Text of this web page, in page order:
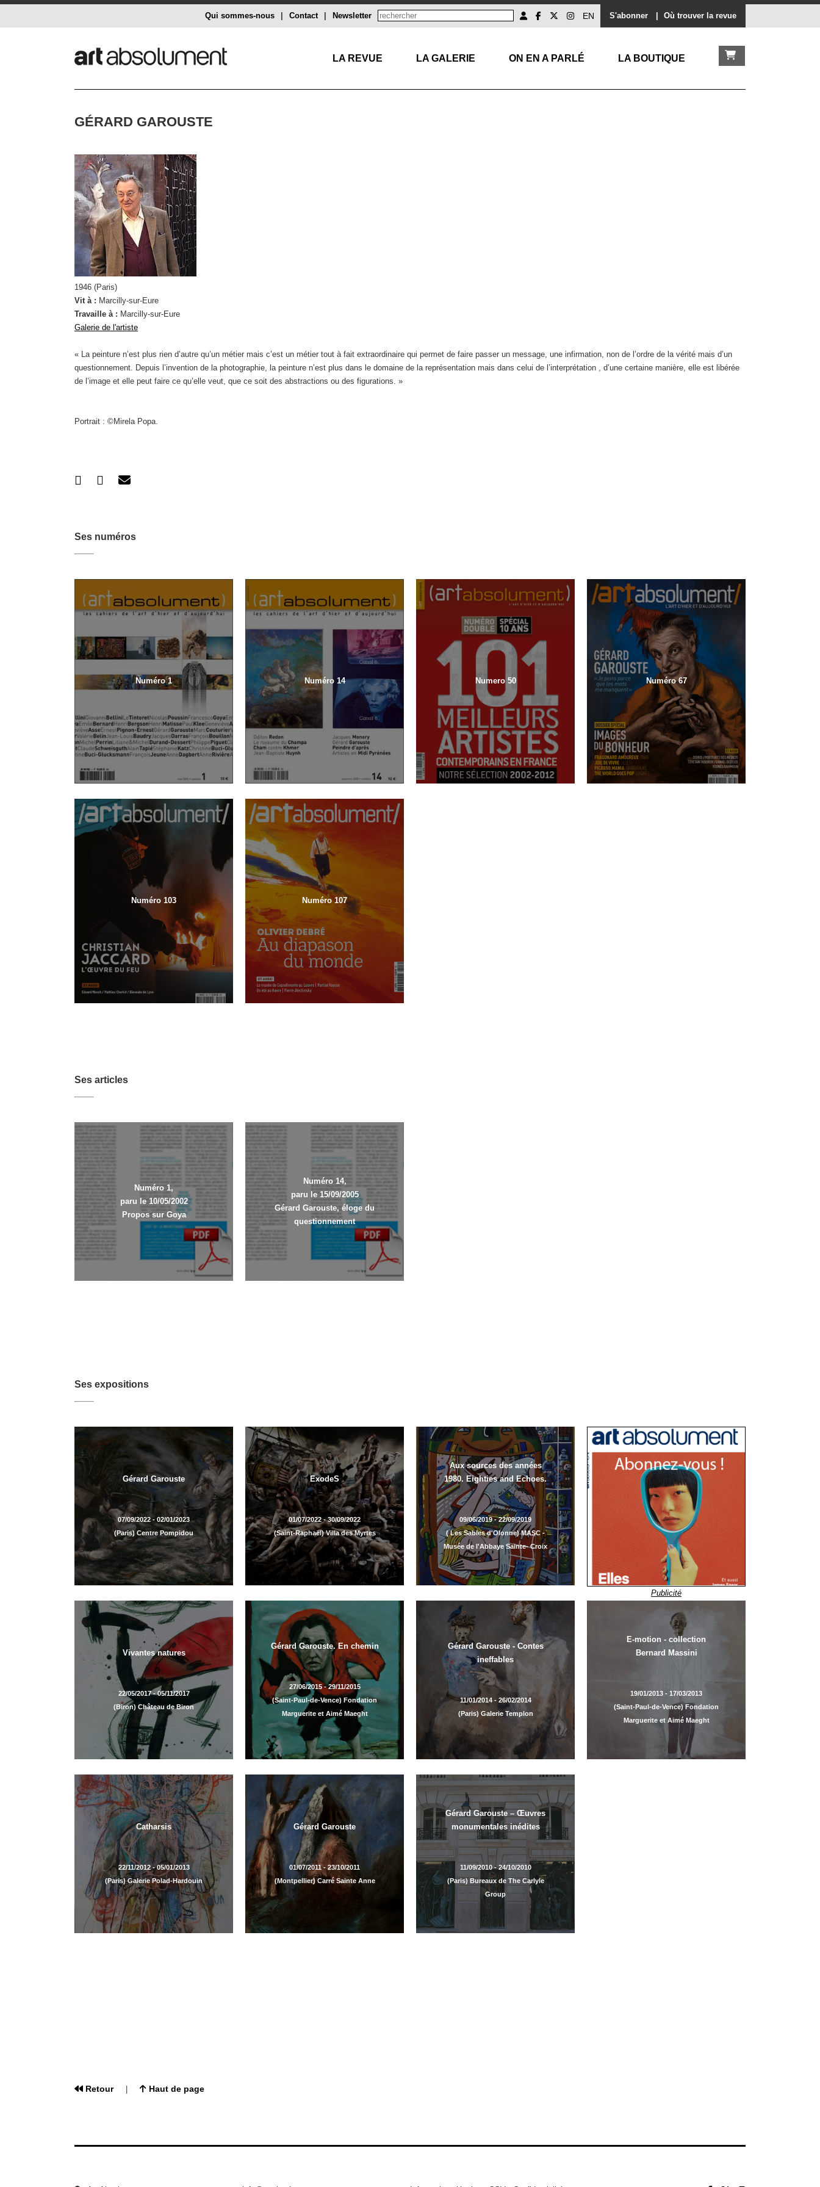
S'abonner Où trouver la revue
EN
Newsletter
Contact
Qui sommes-nous
LA REVUE LA GALERIE ON EN A PARLÉ LA BOUTIQUE
GÉRARD GAROUSTE
1946 (Paris)
Vit à : Marcilly-sur-Eure
Travaille à : Marcilly-sur-Eure
Galerie de l'artiste
« La peinture n’est plus rien d’autre qu’un métier mais c’est un métier tout à fait extraordinaire qui permet de faire passer un message, une infirmation, non de l’ordre de la vérité mais d’un
questionnement. Depuis l’invention de la photographie, la peinture n’est plus dans le domaine de la représentation mais dans celui de l’interprétation , d’une certaine manière, elle est libérée
de l’image et elle peut faire ce qu’elle veut, que ce soit des abstractions ou des figurations. »
Portrait : ©Mirela Popa.
Ses numéros
Numéro 1 Numéro 14 Numero 50 Numéro 67
Numéro 103 Numéro 107
Ses articles
Numéro 1,
paru le 10/05/2002
Propos sur Goya
Numéro 14,
paru le 15/09/2005
Gérard Garouste, éloge du
questionnement
Ses expositions
Gérard Garouste
07/09/2022 - 02/01/2023
(Paris) Centre Pompidou
ExodeS
01/07/2022 - 30/09/2022
(Saint-Raphaël) Villa des Myrtes
Aux sources des années
1980. Eighties and Echoes.
09/06/2019 - 22/09/2019
( Les Sables d'Olonne) MASC -
Musée de l'Abbaye Sainte- Croix
Publicité
Vivantes natures
22/05/2017 - 05/11/2017
(Biron) Château de Biron
Gérard Garouste. En chemin
27/06/2015 - 29/11/2015
(Saint-Paul-de-Vence) Fondation
Marguerite et Aimé Maeght
Gérard Garouste - Contes
ineffables
11/01/2014 - 26/02/2014
(Paris) Galerie Templon
E-motion - collection
Bernard Massini
19/01/2013 - 17/03/2013
(Saint-Paul-de-Vence) Fondation
Marguerite et Aimé Maeght
Catharsis
22/11/2012 - 05/01/2013
(Paris) Galerie Polad-Hardouin
Gérard Garouste
01/07/2011 - 23/10/2011
(Montpellier) Carré Sainte Anne
Gérard Garouste – Œuvres
monumentales inédites
11/09/2010 - 24/10/2010
(Paris) Bureaux de The Carlyle
Group
Retour| Haut de page